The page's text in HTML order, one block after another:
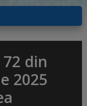
72 din
2025